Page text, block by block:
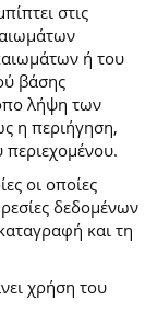
στις
ή του
βάσης
λήψη των
η περιήγηση,
οι οποίες
δεδομένων
και τη
χρήση του